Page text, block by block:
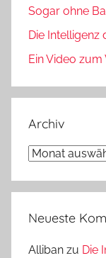
Sogar ohne
Die Intelligenz
Ein Video
Archiv
Archiv
Neueste
Alliban zu Die